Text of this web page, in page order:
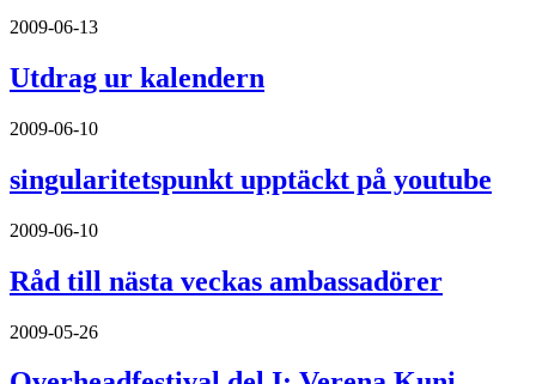
2009-06-13
Utdrag ur kalendern
2009-06-10
singularitetspunkt upptäckt på youtube
2009-06-10
Råd till nästa veckas ambassadörer
2009-05-26